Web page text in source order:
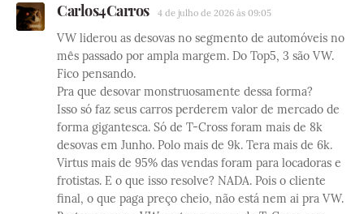
Carlos4Carros 4 de julho de 2026 às 09:05
VW liderou as desovas no segmento de automóveis no
mês passado por ampla margem. Do Top5, 3 são VW.
Fico pensando.
Pra que desovar monstruosamente dessa forma?
Isso só faz seus carros perderem valor de mercado de
forma gigantesca. Só de T-Cross foram mais de 8k
desovas em Junho. Polo mais de 9k. Tera mais de 6k.
Virtus mais de 95% das vendas foram para locadoras e
frotistas. E o que isso resolve? NADA. Pois o cliente
final, o que paga preço cheio, não está nem ai pra VW.